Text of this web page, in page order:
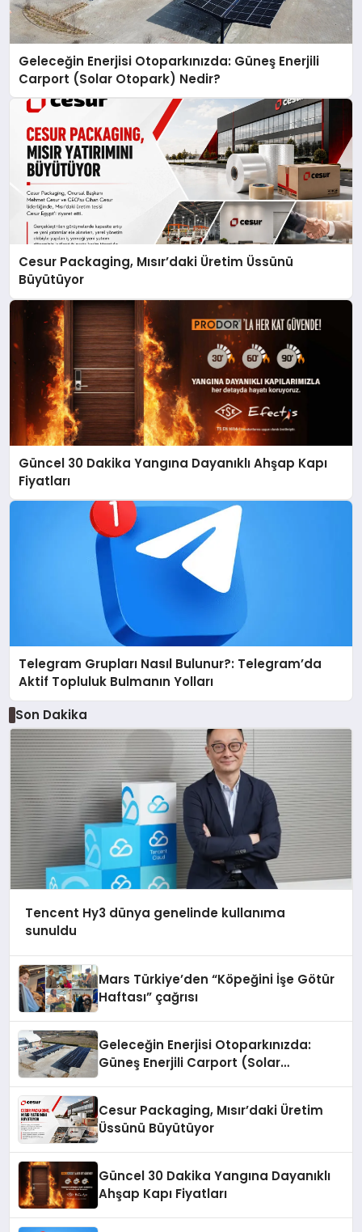
Geleceğin Enerjisi Otoparkınızda: Güneş Enerjili
Carport (Solar Otopark) Nedir?
Cesur Packaging, Mısır’daki Üretim Üssünü
Büyütüyor
Güncel 30 Dakika Yangına Dayanıklı Ahşap Kapı
Fiyatları
Telegram Grupları Nasıl Bulunur?: Telegram’da
Aktif Topluluk Bulmanın Yolları
Son Dakika
Tencent Hy3 dünya genelinde kullanıma
sunuldu
Mars Türkiye’den “Köpeğini İşe Götür
Haftası” çağrısı
Geleceğin Enerjisi Otoparkınızda:
Güneş Enerjili Carport (Solar
Cesur Packaging, Mısır’daki Üretim
Üssünü Büyütüyor
Güncel 30 Dakika Yangına Dayanıklı
Ahşap Kapı Fiyatları